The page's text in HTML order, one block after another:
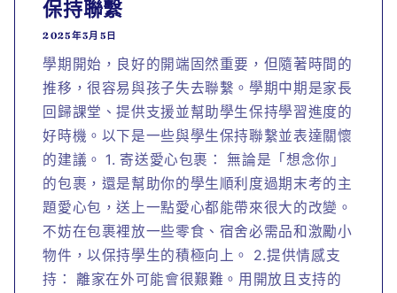
保持聯繫
2025年3月5日
學期開始，良好的開端固然重要，但隨著時間的
推移，很容易與孩子失去聯繫。學期中期是家長
回歸課堂、提供支援並幫助學生保持學習進度的
好時機。以下是一些與學生保持聯繫並表達關懷
的建議。 1. 寄送愛心包裹： 無論是「想念你」
的包裹，還是幫助你的學生順利度過期末考的主
題愛心包，送上一點愛心都能帶來很大的改變。
不妨在包裹裡放一些零食、宿舍必需品和激勵小
物件，以保持學生的積極向上。 2.提供情感支
持： 離家在外可能會很艱難。用開放且支持的